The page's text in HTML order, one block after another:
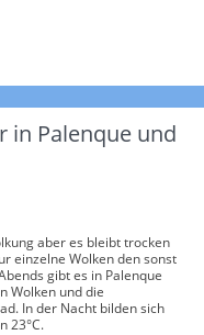
in Palenque und
aber es bleibt trocken
einzelne Wolken den sonst
gibt es in Palenque
Wolken und die
In der Nacht bilden sich
23°C.